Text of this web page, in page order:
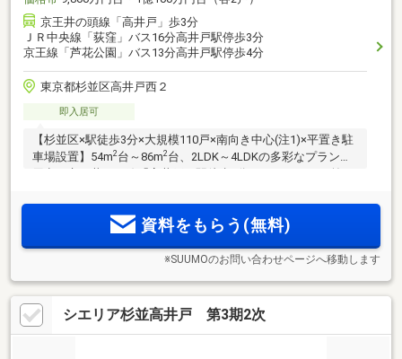
京王井の頭線「高井戸」歩3分
ＪＲ中央線「荻窪」バス16分高井戸駅停歩3分
京王線「芦花公園」バス13分高井戸駅停歩4分
東京都杉並区高井戸西２
即入居可
【杉並区×駅徒歩3分×大規模110戸×南向き中心(注1)×平置き駐
車場設置】54m2 台～86m2 台、2LDK～4LDKの多彩なプランを
用意。京王井の頭線「高井戸」駅徒歩3分。エントランス前に
化。渋谷へ18分、吉祥寺へ9分と快適な通勤利便を叶える邸宅
資料をもらう(無料)
※SUUMOのお問い合わせページへ移動します
シエリア杉並高井戸 第3期2次